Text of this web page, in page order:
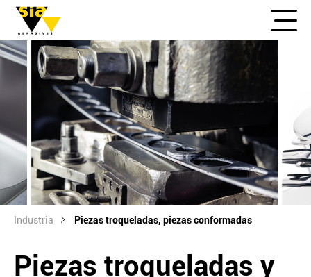
Industria Piezas troqueladas, piezas conformadas
Piezas troqueladas y